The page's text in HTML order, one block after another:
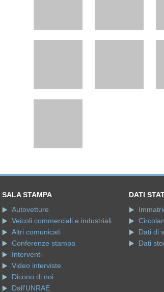
SALA STAMPA
Autovetture
Veicoli commerciali e industriali
Altri comunicati
Conferenze stampa
Interventi
Video interviste
Dicono di noi
Dall'UNRAE
DATI
Dati di
Dati